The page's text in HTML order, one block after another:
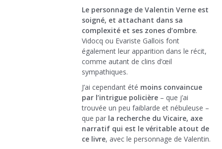
Le personnage de Valentin Verne est
soigné, et attachant dans sa
complexité et ses zones d’ombre.
Vidocq ou Evariste Gallois font
également leur apparition dans le récit,
comme autant de clins d’œil
sympathiques.
J’ai cependant été moins convaincue
par l’intrigue policière – que j’ai
trouvée un peu faiblarde et nébuleuse –
que par la recherche du Vicaire, axe
narratif qui est le véritable atout de
ce livre, avec le personnage de Valentin.